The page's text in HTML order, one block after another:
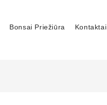
Bonsai Priežiūra Kontaktai